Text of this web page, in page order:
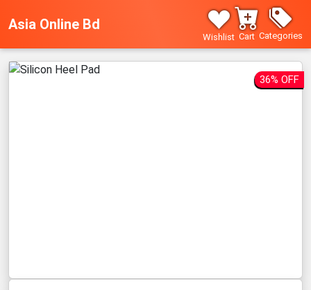
Asia Online Bd
Wishlist Cart Categories
36% OFF